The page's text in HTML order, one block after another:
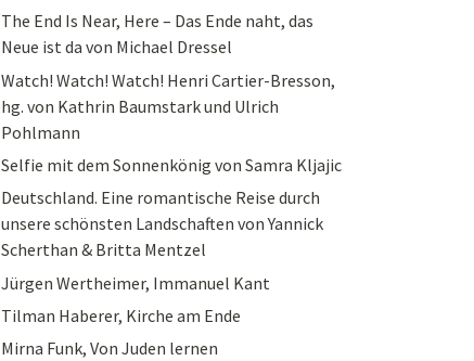
The End Is Near, Here – Das Ende naht, das
Neue ist da von Michael Dressel
Watch! Watch! Watch! Henri Cartier-Bresson,
hg. von Kathrin Baumstark und Ulrich
Pohlmann
Selfie mit dem Sonnenkönig von Samra Kljajic
Deutschland. Eine romantische Reise durch
unsere schönsten Landschaften von Yannick
Scherthan & Britta Mentzel
Jürgen Wertheimer, Immanuel Kant
Tilman Haberer, Kirche am Ende
Mirna Funk, Von Juden lernen